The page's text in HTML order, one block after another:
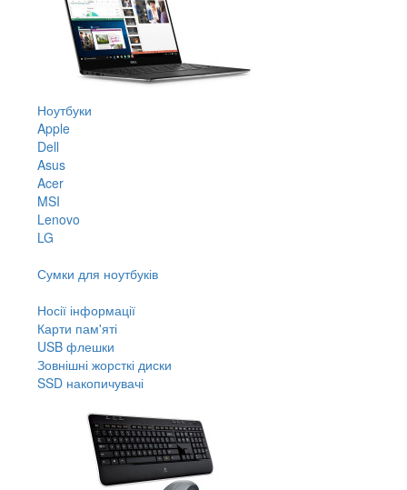
Ноутбуки
Apple
Dell
Asus
Acer
MSI
Lenovo
LG
Сумки для ноутбуків
Носії інформації
Карти пам'яті
USB флешки
Зовнішні жорсткі диски
SSD накопичувачі